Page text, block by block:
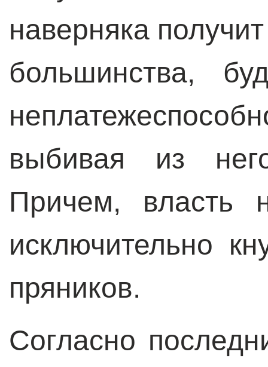
наверняка
большинства,
выбивая из
Причем, власть
исключительно
пряников.
Согласно